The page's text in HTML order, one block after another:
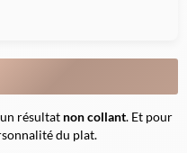
résultat non collant. Et pour
du plat.